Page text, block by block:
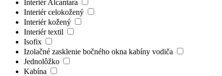
Interiér Alcantara
Interiér celokožený
Interiér kožený
Interiér textil
Isofix
Izolačné zasklenie bočného okna kabíny vodiča
Jednolôžko
Kabína